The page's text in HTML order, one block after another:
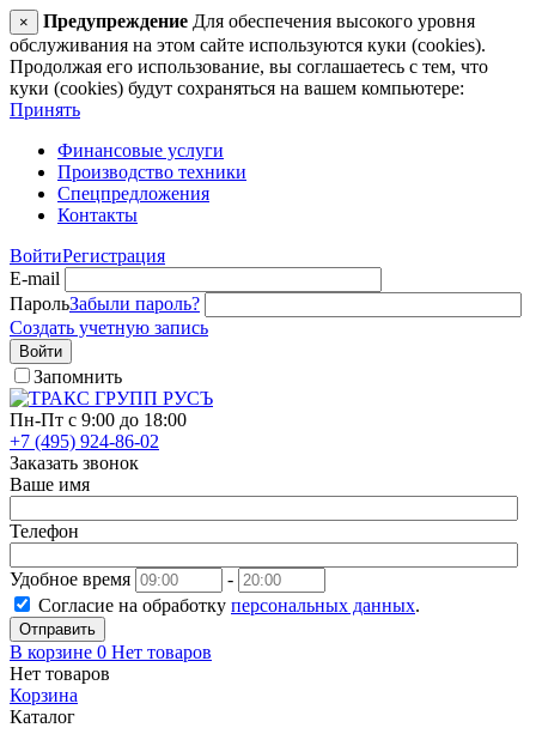
× Предупреждение Для обеспечения высокого уровня
обслуживания на этом сайте используются куки (cookies).
Продолжая его использование, вы соглашаетесь с тем, что
куки (cookies) будут сохраняться на вашем компьютере:
Принять
Финансовые услуги
Производство техники
Спецпредложения
Контакты
ВойтиРегистрация
E-mail
ПарольЗабыли пароль?
Создать учетную запись
Войти
Запомнить
Пн-Пт с 9:00 до 18:00
+7 (495) 924-86-02
Заказать звонок
Ваше имя
Телефон
Удобное время
-
Согласие на обработку персональных данных.
Отправить
В корзине 0 Нет товаров
Нет товаров
Корзина
Каталог